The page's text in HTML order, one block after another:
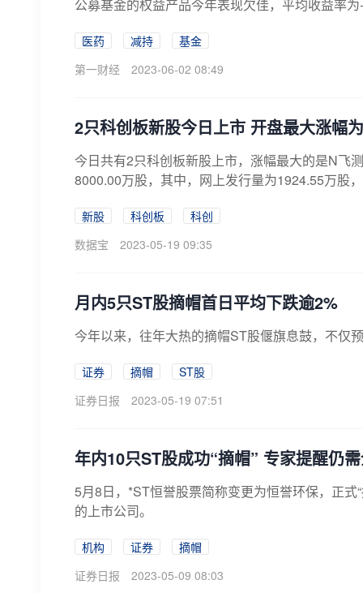
公募基金的权益产品今年表现欠佳，平均收益率
医药 减持
基金
第一财经
2023-06-02 08:49
2只科创板新股今日上市 开盘最大涨幅
今日共有2只科创板新股上市，涨幅最大的是N飞
8000.00万股，其中，网上发行量为1924.55万股
新股 科创板
科创
数据宝
2023-05-19 09:35
月内5只ST股摘帽首日平均下跌逾2%
今年以来，往年大热的摘帽ST股偃旗息鼓，不仅
证券 摘帽
ST股
证券日报
2023-05-19 07:51
年内10只ST股成功“摘帽” 专家提醒仍
5月8日，*ST恒誉股票简称变更为恒誉环保，正式
的上市公司。
机构 证券
摘帽
证券日报
2023-05-09 08:03